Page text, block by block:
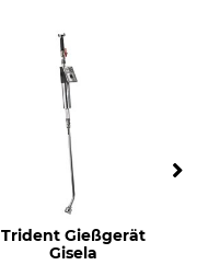
Trident Gießgerät
Gisela